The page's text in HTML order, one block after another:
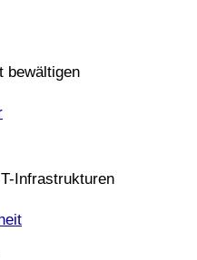
bewältigen
Infrastrukturen